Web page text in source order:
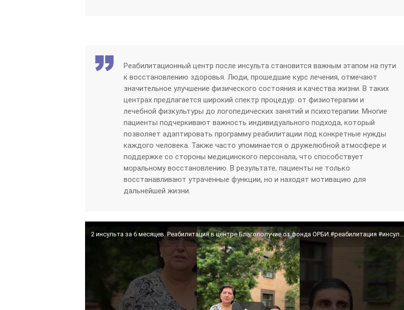
Реабилитационный центр после инсульта становится важным этапом на пути
к восстановлению здоровья. Люди, прошедшие курс лечения, отмечают
значительное улучшение физического состояния и качества жизни. В таких
центрах предлагается широкий спектр процедур: от физиотерапии и
лечебной физкультуры до логопедических занятий и психотерапии. Многие
пациенты подчеркивают важность индивидуального подхода, который
позволяет адаптировать программу реабилитации под конкретные нужды
каждого человека. Также часто упоминается о дружелюбной атмосфере и
поддержке со стороны медицинского персонала, что способствует
моральному восстановлению. В результате, пациенты не только
восстанавливают утраченные функции, но и находят мотивацию для
дальнейшей жизни.
2 инсульта за 6 месяцев. Реабилитация в центре Благополучие от фонда ОРБИ.#реабилитация #инсульт